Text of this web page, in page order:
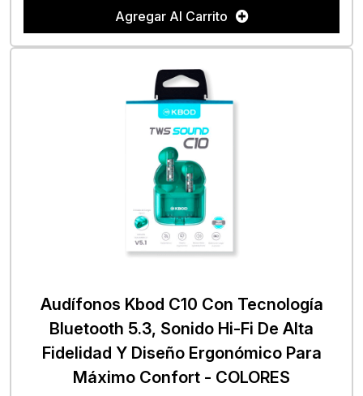
Agregar Al Carrito
Audífonos Kbod C10 Con Tecnología
Bluetooth 5.3, Sonido Hi-Fi De Alta
Fidelidad Y Diseño Ergonómico Para
Máximo Confort - COLORES